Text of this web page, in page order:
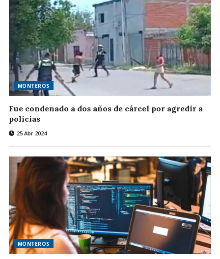
MONTEROS
Fue condenado a dos años de cárcel por agredir a
policías
25 Abr 2024
MONTEROS